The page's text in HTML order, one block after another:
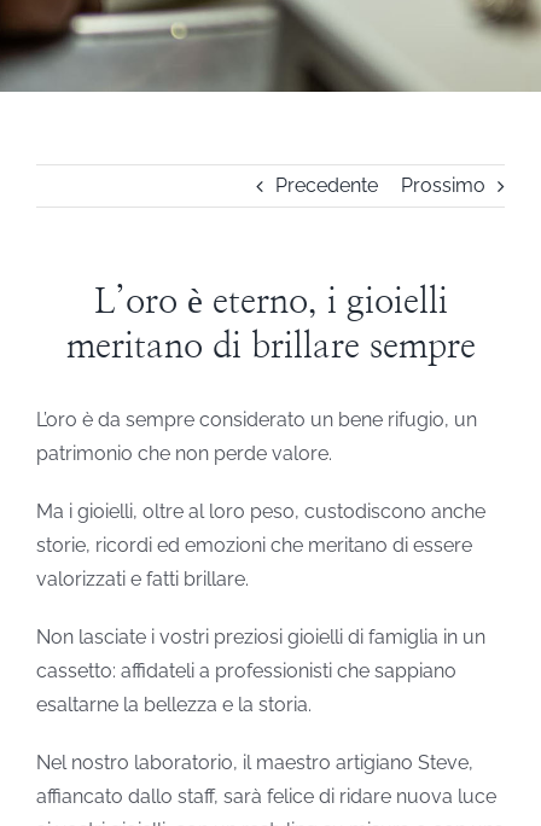
STEVE ANGELI
EXPERIENCE
CONTATTI
PER LE AZIENDE
Precedente Prossimo
L’oro è eterno, i gioielli
meritano di brillare sempre
L’oro è da sempre considerato un bene rifugio, un
patrimonio che non perde valore.
Ma i gioielli, oltre al loro peso, custodiscono anche
storie, ricordi ed emozioni che meritano di essere
valorizzati e fatti brillare.
Non lasciate i vostri preziosi gioielli di famiglia in un
cassetto: affidateli a professionisti che sappiano
esaltarne la bellezza e la storia.
Nel nostro laboratorio, il maestro artigiano Steve,
affiancato dallo staff, sarà felice di ridare nuova luce